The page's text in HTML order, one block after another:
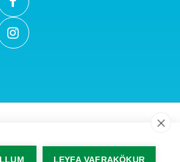
LEYFA VAFRAKÖKUR